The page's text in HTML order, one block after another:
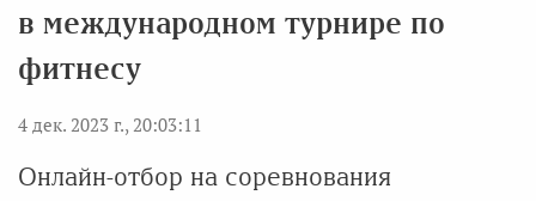
в международном турнире по
фитнесу
4 дек. 2023 г., 20:03:11
Онлайн-отбор на соревнования